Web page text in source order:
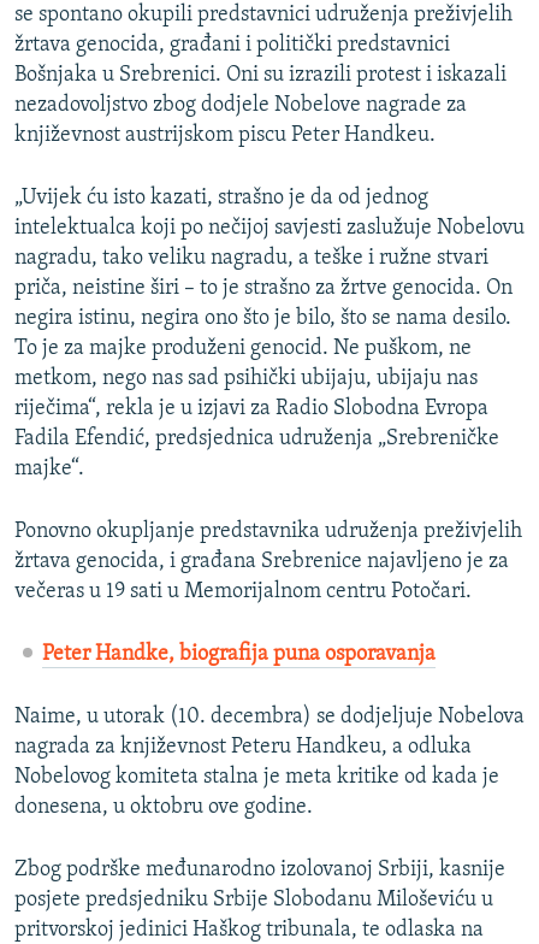
TV LIBERTY
POST SCRIPTUM
MOJA EVROPA
TRI DECENIJE OD RATA U BIH
SVE KARTE DEJTONA
NASTANAK I RASPAD JUGOSLAVIJE
Sve RFE/RL stranice
se spontano okupili predstavnici udruženja preživjelih
žrtava genocida, građani i politički predstavnici
Bošnjaka u Srebrenici. Oni su izrazili protest i iskazali
nezadovoljstvo zbog dodjele Nobelove nagrade za
književnost austrijskom piscu Peter Handkeu.
„Uvijek ću isto kazati, strašno je da od jednog
intelektualca koji po nečijoj savjesti zaslužuje Nobelovu
nagradu, tako veliku nagradu, a teške i ružne stvari
priča, neistine širi – to je strašno za žrtve genocida. On
negira istinu, negira ono što je bilo, što se nama desilo.
To je za majke produženi genocid. Ne puškom, ne
metkom, nego nas sad psihički ubijaju, ubijaju nas
riječima“, rekla je u izjavi za Radio Slobodna Evropa
Fadila Efendić, predsjednica udruženja „Srebreničke
majke“.
Ponovno okupljanje predstavnika udruženja preživjelih
žrtava genocida, i građana Srebrenice najavljeno je za
večeras u 19 sati u Memorijalnom centru Potočari.
Peter Handke, biografija puna osporavanja
Naime, u utorak (10. decembra) se dodjeljuje Nobelova
nagrada za književnost Peteru Handkeu, a odluka
Nobelovog komiteta stalna je meta kritike od kada je
donesena, u oktobru ove godine.
Zbog podrške međunarodno izolovanoj Srbiji, kasnije
posjete predsjedniku Srbije Slobodanu Miloševiću u
pritvorskoj jedinici Haškog tribunala, te odlaska na